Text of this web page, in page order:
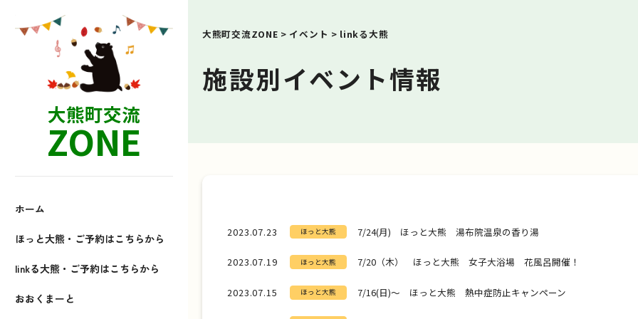
大熊町交流
ZONE
ホーム
ほっと大熊・ご予約はこちらから
linkる大熊・ご予約はこちらから
おおくまーと
大熊町交流ZONE > イベント > linkる大熊
施設別イベント情報
2023.07.23 ほっと大熊 7/24(月) ほっと大熊 湯布院温泉の香り湯
2023.07.19 ほっと大熊 7/20（木） ほっと大熊 女子大浴場 花風呂開催！
2023.07.15 ほっと大熊 7/16(日)～ ほっと大熊 熱中症防止キャンペーン